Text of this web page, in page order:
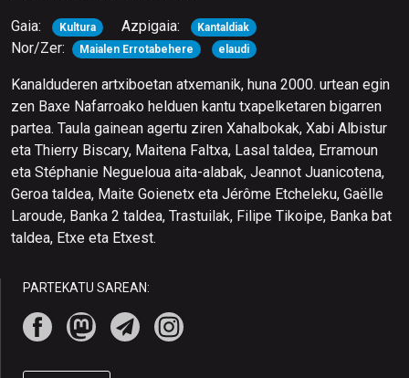
Gaia: Kultura Azpigaia: Kantaldiak
Nor/Zer: Maialen Errotabehere elaudi
Kanalduderen artxiboetan atxemanik, huna 2000. urtean egin
zen Baxe Nafarroako helduen kantu txapelketaren bigarren
partea. Taula gainean agertu ziren Xahalbokak, Xabi Albistur
eta Thierry Biscary, Maitena Faltxa, Lasal taldea, Erramoun
eta Stéphanie Negueloua aita-alabak, Jeannot Juanicotena,
Geroa taldea, Maite Goienetx eta Jérôme Etcheleku, Gaëlle
Laroude, Banka 2 taldea, Trastuilak, Filipe Tikoipe, Banka bat
taldea, Etxe eta Etxest.
PARTEKATU SAREAN: